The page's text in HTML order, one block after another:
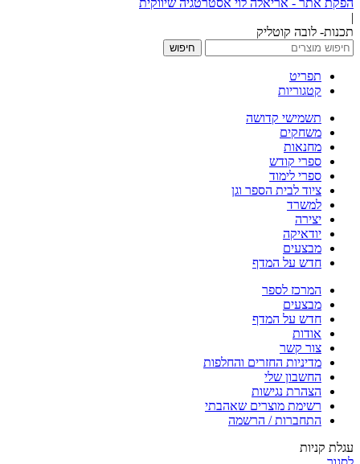
הפקת אתר - אריאלה לוי אסטרטגיה שיווקית
|
תכנות- לובה קוטליק
חיפוש
תפריט
קטגוריות
תשמישי קדושה
משחקים
מחנאות
ספרי קודש
ספרי לימוד
ציוד לבית הספר וגן
למשרד
יצירה
יודאיקה
מבצעים
חדש על המדף
המרכז לספר
מבצעים
חדש על המדף
אודות
צור קשר
מדיניות החזרים והחלפות
החשבון שלי
הצהרת נגישות
רשימת מוצרים שאהבתי
התחברות / הרשמה
עגלת קניות